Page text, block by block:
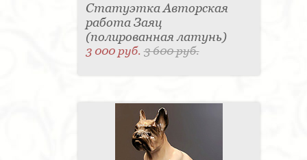
Статуэтка Авторская
работа Заяц
(полированная латунь)
3 000 руб.3 600 руб.